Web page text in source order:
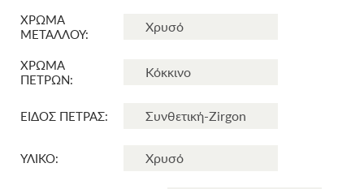
ΧΡΩΜΑ
ΜΕΤΑΛΛΟΥ:
ΧΡΩΜΑ
ΠΕΤΡΩΝ:
ΕΙΔΟΣ ΠΕΤΡΑΣ:
ΥΛΙΚΟ: